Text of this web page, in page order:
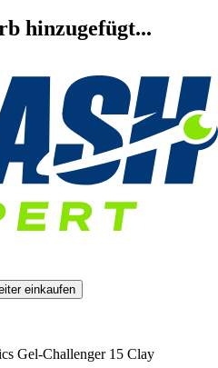
hinzugefügt...
einkaufen
Gel-Challenger 15 Clay